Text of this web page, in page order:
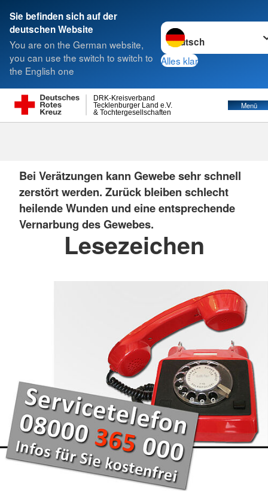
Sie befinden sich auf der
deutschen Website
You are on the German website,
you can use the switch to switch to
the English one
Sprache wechseln zu
Alles klar
& Tochtergesellschaften
Tecklenburger Land e.V.
DRK-Kreisverband
Menü
Suche
Bei Verätzungen kann Gewebe sehr schnell
zerstört werden. Zurück bleiben schlecht
heilende Wunden und eine entsprechende
Vernarbung des Gewebes.
Lesezeichen